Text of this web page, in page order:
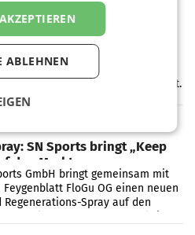
verzeichnet solides
und steigert EBITDA
Konzern hat im 1. Quartal
2026/27 (1. April bis 30.
ein solides Ergebnis erwirtschaftet.
stieg im Vergleich zur
SN Sports bringt „Keep
den Markt
GmbH bringt gemeinsam mit
Feygenblatt FloGu OG einen neuen
Regenerations-Spray auf den
ABLEHNEN